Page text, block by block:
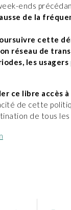
ends
de la
cette
réseau de
les
ce libre accès
de cette
de tous les